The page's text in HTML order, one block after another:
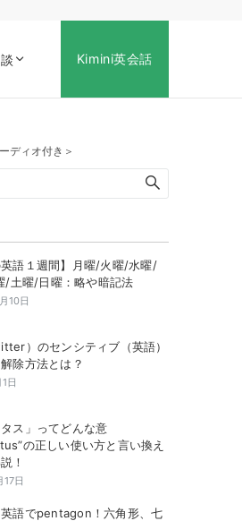
Kimini英会話
ディオ付き＞
英語１週間】月曜/火曜/水曜/
/土曜/日曜：略や暗記法
10日
）のセンシティブ（英語）
除方法とは？
日
タス」ってどんな意
の正しい使い方と言い換え
！
日
語でpentagon！六角形、七